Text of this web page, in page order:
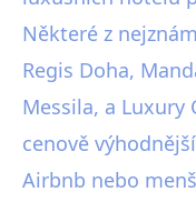
Některé z
Regis Doha,
Messila, a Luxury
cenově
Airbnb nebo